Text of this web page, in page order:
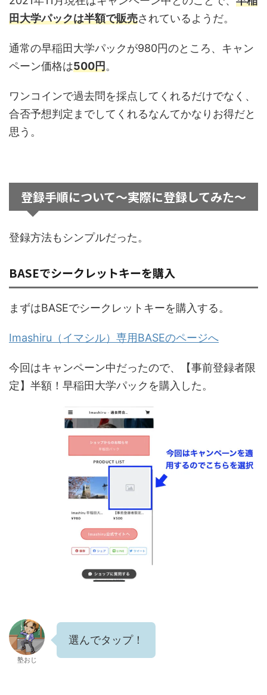
田大学パックは半額で販売されているようだ。
通常の早稲田大学パックが980円のところ、キャン
ペーン価格は500円。
ワンコインで過去問を採点してくれるだけでなく、
合否予想判定までしてくれるなんてかなりお得だと
思う。
登録手順について〜実際に登録してみた〜
登録方法もシンプルだった。
BASEでシークレットキーを購入
まずはBASEでシークレットキーを購入する。
Imashiru（イマシル）専用BASEのページへ
今回はキャンペーン中だったので、【事前登録者限
定】半額！早稲田大学パックを購入した。
塾おじ
選んでタップ！